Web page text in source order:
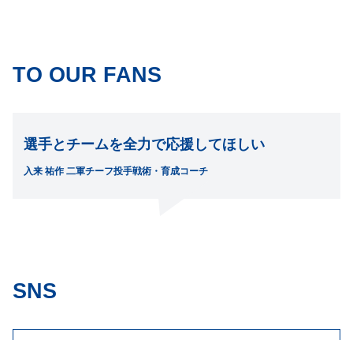
TO OUR FANS
選手とチームを全力で応援してほしい
入来 祐作 二軍チーフ投手戦術・育成コーチ
SNS